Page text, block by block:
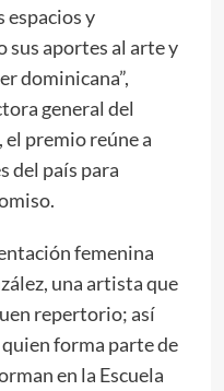
espacios y
sus aportes al arte y
dominicana”,
general del
premio reúne a
del país para
femenina
una artista que
repertorio; así
forma parte de
en la Escuela